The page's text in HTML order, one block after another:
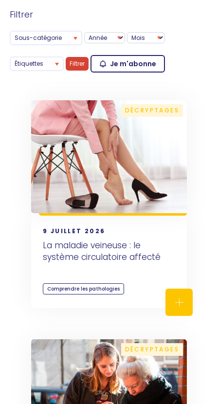
Filtrer
Sous-catégorie
Étiquettes Filtrer Je m'abonne
DÉCRYPTAGES
9 JUILLET 2026
La maladie veineuse : le
système circulatoire affecté
Comprendre les pathologies
La
DÉCRYPTAGES